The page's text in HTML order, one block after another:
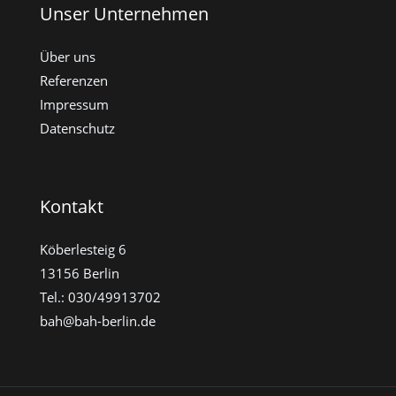
Unser Unternehmen
Über uns
Referenzen
Impressum
Datenschutz
Kontakt
Köberlesteig 6
13156 Berlin
Tel.: 030/49913702
bah@bah-berlin.de